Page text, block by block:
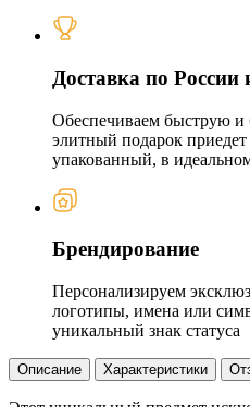
Доставка по
Обеспечиваем быструю и
элитный подарок
упакованный, в
Брендирование
Персонализируем
логотипы, имена или
уникальный знак статуса
Описание Характеристики